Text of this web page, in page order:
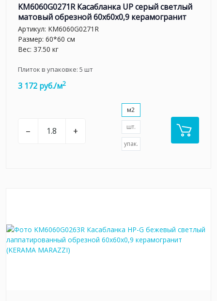
KM6060G0271R Касабланка UP серый светлый
матовый обрезной 60x60x0,9 керамогранит
Артикул: KM6060G0271R
Размер: 60*60 см
Вес: 37.50 кг
Плиток в упаковке: 5 шт
3 172 руб./м2
– +
м2
шт.
упак.